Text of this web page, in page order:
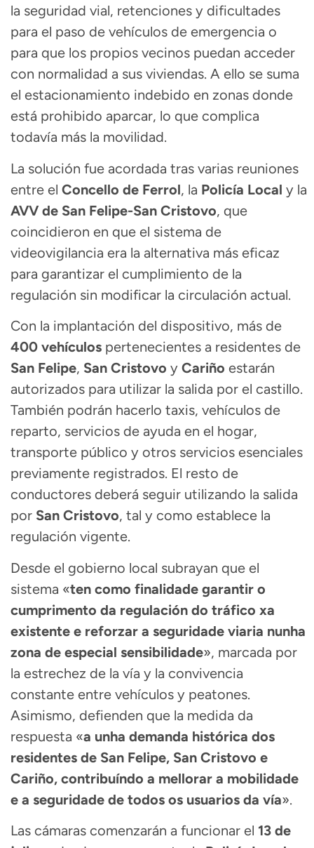
la seguridad vial, retenciones y dificultades
para el paso de vehículos de emergencia o
para que los propios vecinos puedan acceder
con normalidad a sus viviendas. A ello se suma
el estacionamiento indebido en zonas donde
está prohibido aparcar, lo que complica
todavía más la movilidad.
La solución fue acordada tras varias reuniones
entre el Concello de Ferrol, la Policía Local y la
AVV de San Felipe-San Cristovo, que
coincidieron en que el sistema de
videovigilancia era la alternativa más eficaz
para garantizar el cumplimiento de la
regulación sin modificar la circulación actual.
Con la implantación del dispositivo, más de
400 vehículos pertenecientes a residentes de
San Felipe, San Cristovo y Cariño estarán
autorizados para utilizar la salida por el castillo.
También podrán hacerlo taxis, vehículos de
reparto, servicios de ayuda en el hogar,
transporte público y otros servicios esenciales
previamente registrados. El resto de
conductores deberá seguir utilizando la salida
por San Cristovo, tal y como establece la
regulación vigente.
Desde el gobierno local subrayan que el
sistema «ten como finalidade garantir o
cumprimento da regulación do tráfico xa
existente e reforzar a seguridade viaria nunha
zona de especial sensibilidade», marcada por
la estrechez de la vía y la convivencia
constante entre vehículos y peatones.
Asimismo, defienden que la medida da
respuesta «a unha demanda histórica dos
residentes de San Felipe, San Cristovo e
Cariño, contribuíndo a mellorar a mobilidade
e a seguridade de todos os usuarios da vía».
Las cámaras comenzarán a funcionar el 13 de